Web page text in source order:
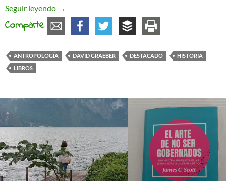
Seguir leyendo La biblioteca de David Graeber
→
Comparte
ANTROPOLOGÍA DAVID GRAEBER DESTACADO
HISTORIA
LIBROS